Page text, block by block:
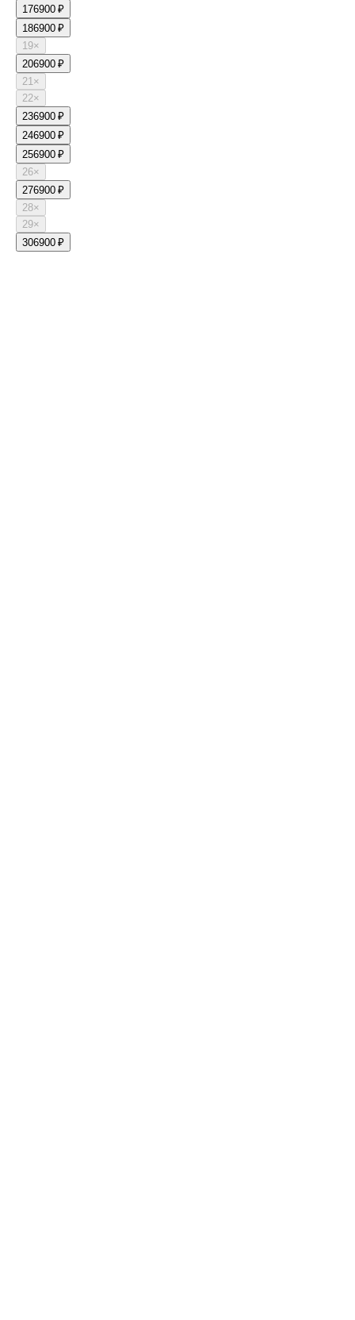
176900 ₽
186900 ₽
19×
206900 ₽
21×
22×
236900 ₽
246900 ₽
256900 ₽
26×
276900 ₽
28×
29×
306900 ₽